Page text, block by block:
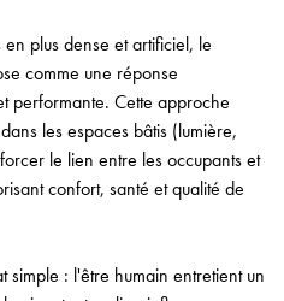
plus dense et artificiel, le
comme une réponse
performante. Cette approche
les espaces bâtis (lumière,
le lien entre les occupants et
confort, santé et qualité de
simple : l'être humain entretient un